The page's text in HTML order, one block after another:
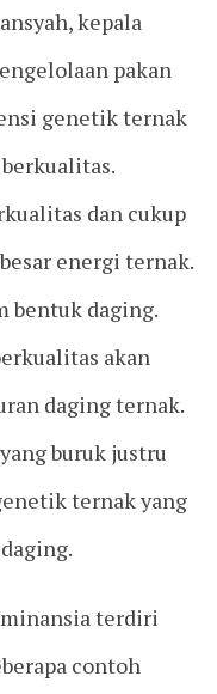
kepala
pakan
genetik ternak
dan cukup
energi ternak.
bentuk daging.
akan
daging ternak.
buruk justru
ternak yang
terdiri
contoh